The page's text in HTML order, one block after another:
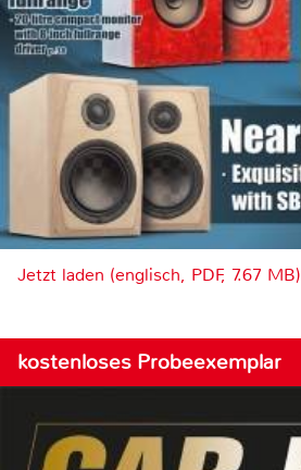
Jetzt laden (englisch, PDF, 7.67 MB)
kostenloses Probeexemplar